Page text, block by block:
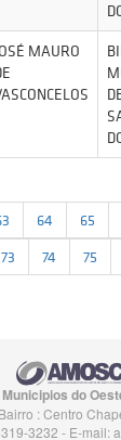
MAURO
64 65
73 74 75
do
: Centro
3232 - E-mail: